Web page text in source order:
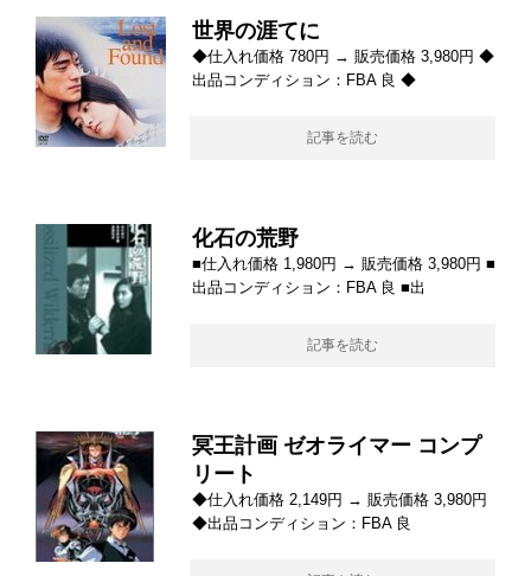
世界の涯てに
◆仕入れ価格 780円 → 販売価格 3,980円 ◆
出品コンディション：FBA 良 ◆
記事を読む
化石の荒野
■仕入れ価格 1,980円 → 販売価格 3,980円 ■
出品コンディション：FBA 良 ■出
記事を読む
冥王計画 ゼオライマー コンプ
リート
◆仕入れ価格 2,149円 → 販売価格 3,980円
◆出品コンディション：FBA 良